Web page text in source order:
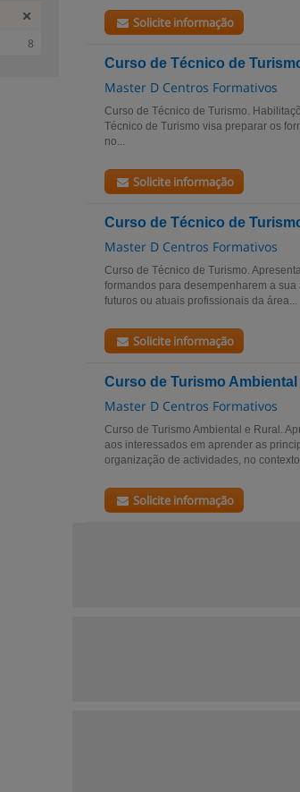
Solicite informação
Curso de Técnico de
Master D Centros Formativos
Curso de Técnico de Turismo.
Técnico de Turismo visa preparar os
no...
Solicite informação
Curso de Técnico de
Master D Centros Formativos
Curso de Técnico de Turismo.
formandos para desempenharem a
futuros ou atuais profissionais da área...
Solicite informação
Curso de Turismo Ambiental
Master D Centros Formativos
Curso de Turismo Ambiental e Rural.
aos interessados em aprender as
organização de actividades, no
Solicite informação
8